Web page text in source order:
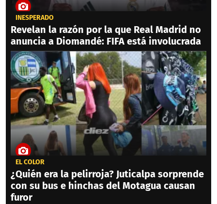
INESPERADO
Revelan la razón por la que Real Madrid no
anuncia a Diomandé: FIFA está involucrada
EL COLOR
¿Quién era la pelirroja? Juticalpa sorprende
con su bus e hinchas del Motagua causan
furor